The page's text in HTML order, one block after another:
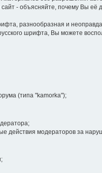
- объясняйте, почему Вы
разнообразная и
шрифта, Вы можете
(типа "kamorka");
действия модераторов за